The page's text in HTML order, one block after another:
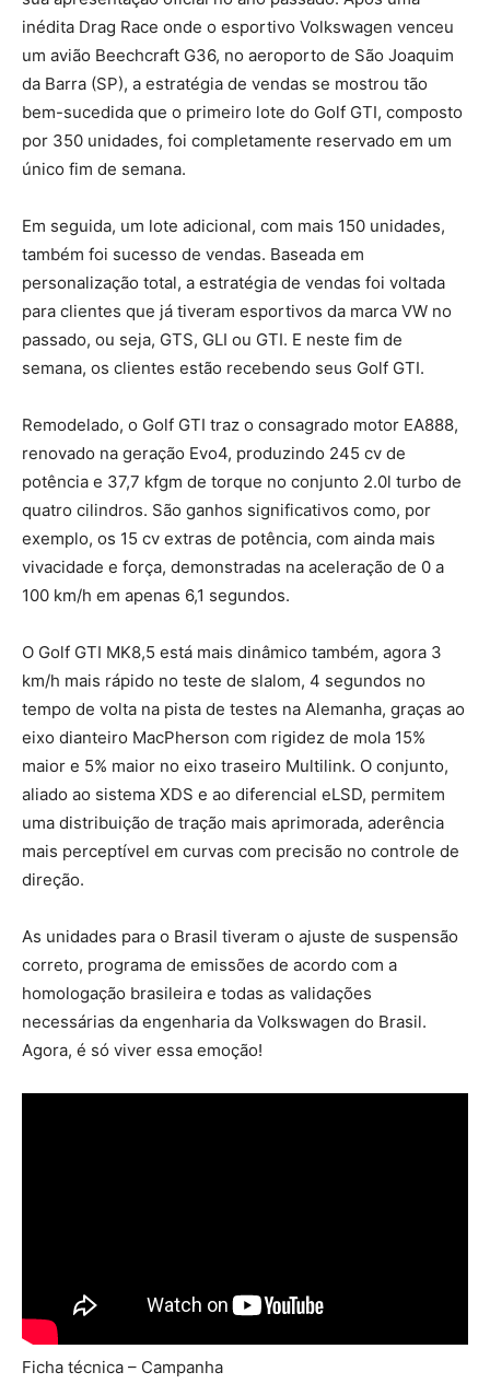
inédita Drag Race onde o esportivo Volkswagen venceu
um avião Beechcraft G36, no aeroporto de São Joaquim
da Barra (SP), a estratégia de vendas se mostrou tão
bem-sucedida que o primeiro lote do Golf GTI, composto
por 350 unidades, foi completamente reservado em um
único fim de semana.
Em seguida, um lote adicional, com mais 150 unidades,
também foi sucesso de vendas. Baseada em
personalização total, a estratégia de vendas foi voltada
para clientes que já tiveram esportivos da marca VW no
passado, ou seja, GTS, GLI ou GTI. E neste fim de
semana, os clientes estão recebendo seus Golf GTI.
Remodelado, o Golf GTI traz o consagrado motor EA888,
renovado na geração Evo4, produzindo 245 cv de
potência e 37,7 kfgm de torque no conjunto 2.0l turbo de
quatro cilindros. São ganhos significativos como, por
exemplo, os 15 cv extras de potência, com ainda mais
vivacidade e força, demonstradas na aceleração de 0 a
100 km/h em apenas 6,1 segundos.
O Golf GTI MK8,5 está mais dinâmico também, agora 3
km/h mais rápido no teste de slalom, 4 segundos no
tempo de volta na pista de testes na Alemanha, graças ao
eixo dianteiro MacPherson com rigidez de mola 15%
maior e 5% maior no eixo traseiro Multilink. O conjunto,
aliado ao sistema XDS e ao diferencial eLSD, permitem
uma distribuição de tração mais aprimorada, aderência
mais perceptível em curvas com precisão no controle de
direção.
As unidades para o Brasil tiveram o ajuste de suspensão
correto, programa de emissões de acordo com a
homologação brasileira e todas as validações
necessárias da engenharia da Volkswagen do Brasil.
Agora, é só viver essa emoção!
Ficha técnica – Campanha